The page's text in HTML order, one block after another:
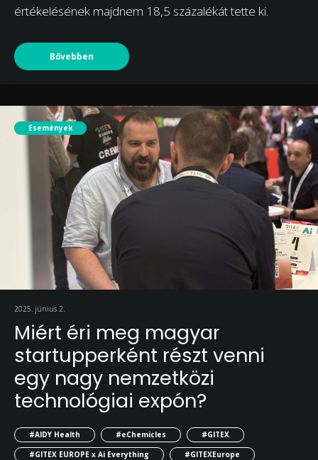
értékelésének majdnem 18,5 százalékát tette ki.
Bővebben
Események
2025. június 2.
Miért éri meg magyar
startupperként részt venni
egy nagy nemzetközi
technológiai expón?
#AIDY Health #eChemicles
#GITEX
#GITEX EUROPE x Ai Everything
#GITEXEurope